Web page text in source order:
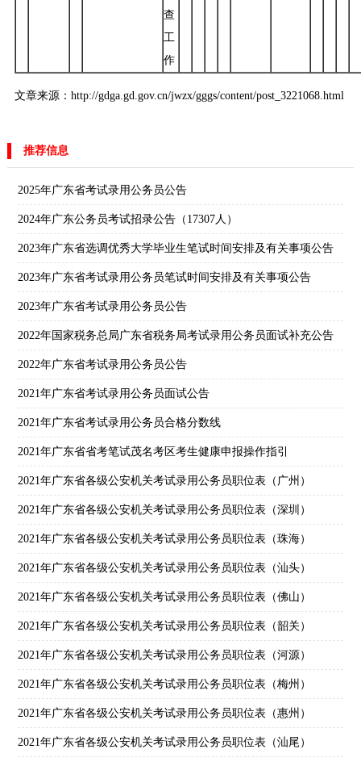
查
工
作
文章来源：http://gdga.gd.gov.cn/jwzx/gggs/content/post_3221068.html
推荐信息
2025年广东省考试录用公务员公告
2024年广东公务员考试招录公告（17307人）
2023年广东省选调优秀大学毕业生笔试时间安排及有关事项公告
2023年广东省考试录用公务员笔试时间安排及有关事项公告
2023年广东省考试录用公务员公告
2022年国家税务总局广东省税务局考试录用公务员面试补充公告
2022年广东省考试录用公务员公告
2021年广东省考试录用公务员面试公告
2021年广东省考试录用公务员合格分数线
2021年广东省省考笔试茂名考区考生健康申报操作指引
2021年广东省各级公安机关考试录用公务员职位表（广州）
2021年广东省各级公安机关考试录用公务员职位表（深圳）
2021年广东省各级公安机关考试录用公务员职位表（珠海）
2021年广东省各级公安机关考试录用公务员职位表（汕头）
2021年广东省各级公安机关考试录用公务员职位表（佛山）
2021年广东省各级公安机关考试录用公务员职位表（韶关）
2021年广东省各级公安机关考试录用公务员职位表（河源）
2021年广东省各级公安机关考试录用公务员职位表（梅州）
2021年广东省各级公安机关考试录用公务员职位表（惠州）
2021年广东省各级公安机关考试录用公务员职位表（汕尾）